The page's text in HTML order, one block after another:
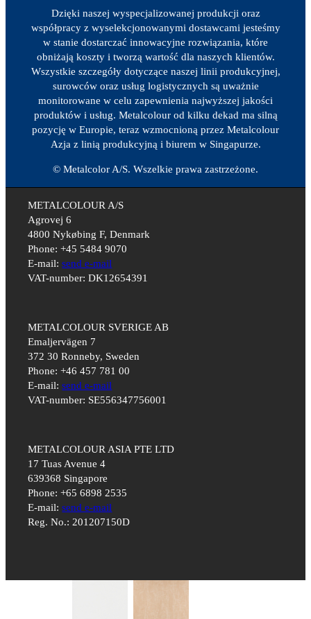
Dzięki naszej wyspecjalizowanej produkcji oraz
współpracy z wyselekcjonowanymi dostawcami jesteśmy
w stanie dostarczać innowacyjne rozwiązania, które
obniżają koszty i tworzą wartość dla naszych klientów.
Wszystkie szczegóły dotyczące naszej linii produkcyjnej,
surowców oraz usług logistycznych są uważnie
monitorowane w celu zapewnienia najwyższej jakości
produktów i usług. Metalcolour od kilku dekad ma silną
pozycję w Europie, teraz wzmocnioną przez Metalcolour
Azja z linią produkcyjną i biurem w Singapurze.
© Metalcolor A/S. Wszelkie prawa zastrzeżone.
METALCOLOUR A/S
Agrovej 6
4800 Nykøbing F, Denmark
Phone: +45 5484 9070
E-mail:send e-mail
VAT-number: DK12654391
METALCOLOUR SVERIGE AB
Emaljervägen 7
372 30 Ronneby, Sweden
Phone: +46 457 781 00
E-mail:send e-mail
VAT-number: SE556347756001
METALCOLOUR ASIA PTE LTD
17 Tuas Avenue 4
639368 Singapore
Phone: +65 6898 2535
E-mail:send e-mail
Reg. No.: 201207150D